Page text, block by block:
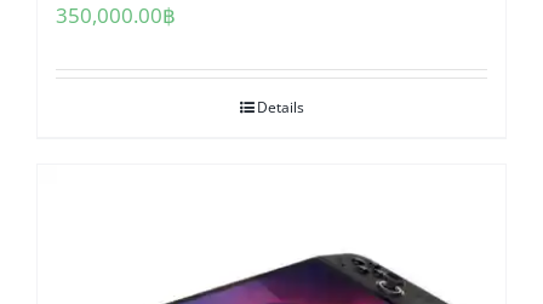
350,000.00฿
Details